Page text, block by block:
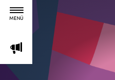
MENÜ
m